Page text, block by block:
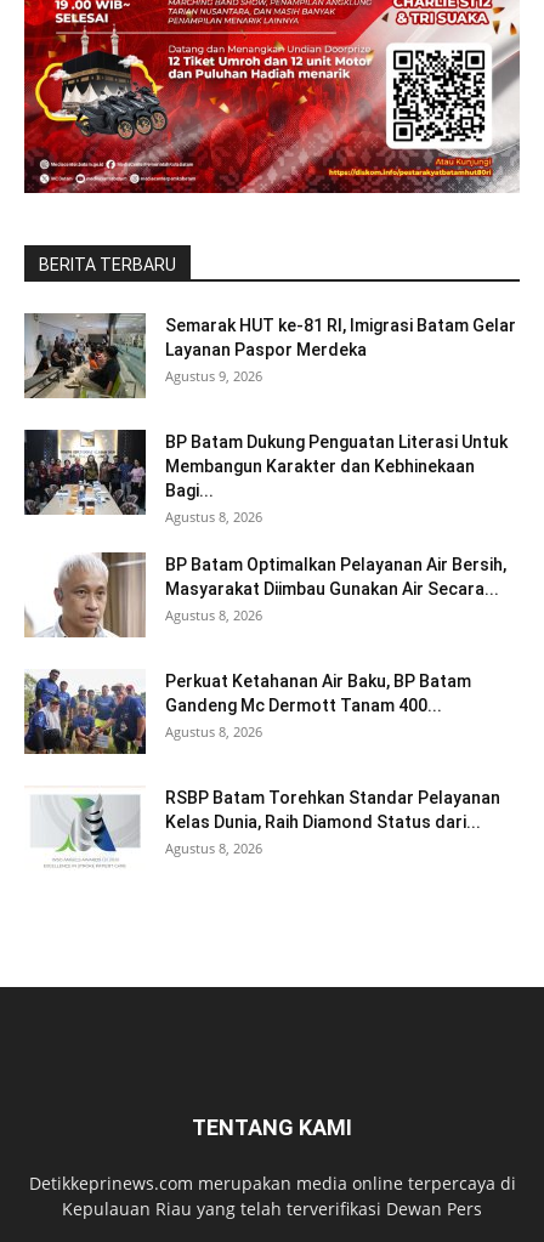
BERITA TERBARU
Semarak HUT ke-81 RI, Imigrasi Batam Gelar
Layanan Paspor Merdeka
Agustus 9, 2026
BP Batam Dukung Penguatan Literasi Untuk
Membangun Karakter dan Kebhinekaan
Bagi...
Agustus 8, 2026
BP Batam Optimalkan Pelayanan Air Bersih,
Masyarakat Diimbau Gunakan Air Secara...
Agustus 8, 2026
Perkuat Ketahanan Air Baku, BP Batam
Gandeng Mc Dermott Tanam 400...
Agustus 8, 2026
RSBP Batam Torehkan Standar Pelayanan
Kelas Dunia, Raih Diamond Status dari...
Agustus 8, 2026
TENTANG KAMI
Detikkeprinews.com merupakan media online terpercaya di
Kepulauan Riau yang telah terverifikasi Dewan Pers